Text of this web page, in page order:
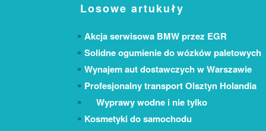
Losowe artukuły
Akcja serwisowa BMW przez EGR
Solidne ogumienie do wózków paletowych
Wynajem aut dostawczych w Warszawie
Profesjonalny transport Olsztyn Holandia
Wyprawy wodne i nie tylko
Kosmetyki do samochodu